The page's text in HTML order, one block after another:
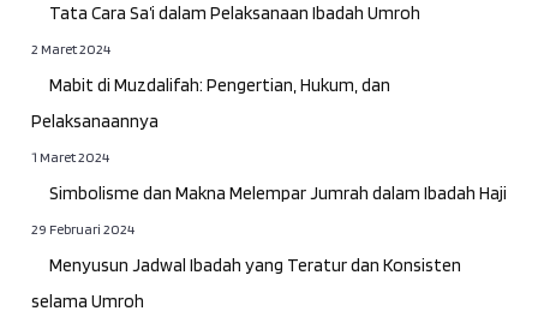
Tata Cara Sa’i dalam Pelaksanaan Ibadah Umroh
2 Maret 2024
Mabit di Muzdalifah: Pengertian, Hukum, dan
Pelaksanaannya
1 Maret 2024
Simbolisme dan Makna Melempar Jumrah dalam Ibadah Haji
29 Februari 2024
Menyusun Jadwal Ibadah yang Teratur dan Konsisten
selama Umroh